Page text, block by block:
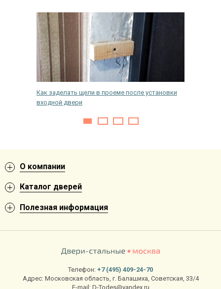
Как заделать щели в проеме после установки
входной двери
О компании
Каталог дверей
Полезная информация
Телефон: +7 (495) 409-24-70
Адрес: Московская область, г. Балашиха, Советская, 33/4
E-mail: D-Todes@yandex.ru